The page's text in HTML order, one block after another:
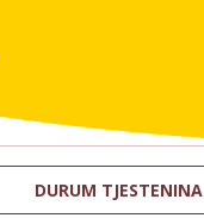
DURUM TJESTENINA